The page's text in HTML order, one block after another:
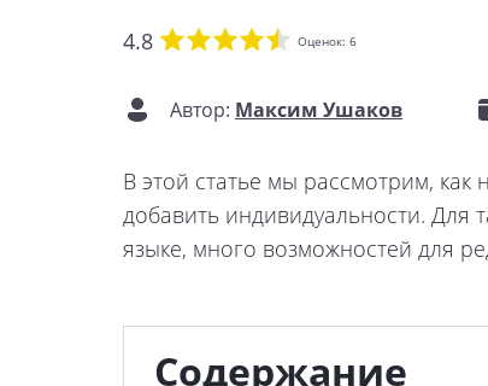
4.8 Оценок: 6
Автор: Максим Ушаков
В этой статье мы рассмотрим,
добавить индивидуальности.
языке, много возможностей для
Содержание